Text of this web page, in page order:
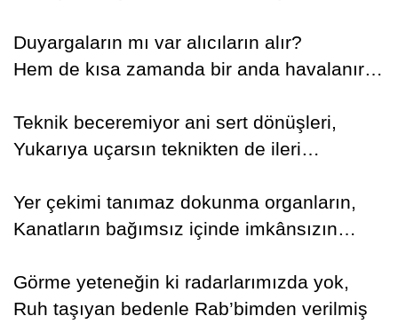
Duyargaların mı var alıcıların alır?
Hem de kısa zamanda bir anda havalanır…
Teknik beceremiyor ani sert dönüşleri,
Yukarıya uçarsın teknikten de ileri…
Yer çekimi tanımaz dokunma organların,
Kanatların bağımsız içinde imkânsızın…
Görme yeteneğin ki radarlarımızda yok,
Ruh taşıyan bedenle Rab’bimden verilmiş